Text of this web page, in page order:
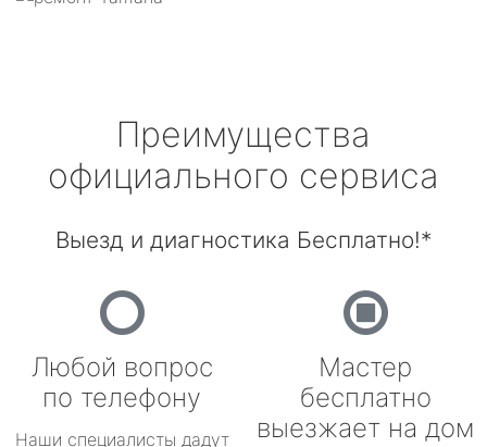
Преимущества
официального сервиса
Выезд и диагностика Бесплатно!*
Любой вопрос
по телефону
Наши специалисты дадут
Мастер
бесплатно
выезжает на дом